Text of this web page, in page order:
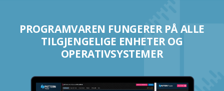
PROGRAMVAREN FUNGERER PÅ ALLE
TILGJENGELIGE ENHETER OG
OPERATIVSYSTEMER